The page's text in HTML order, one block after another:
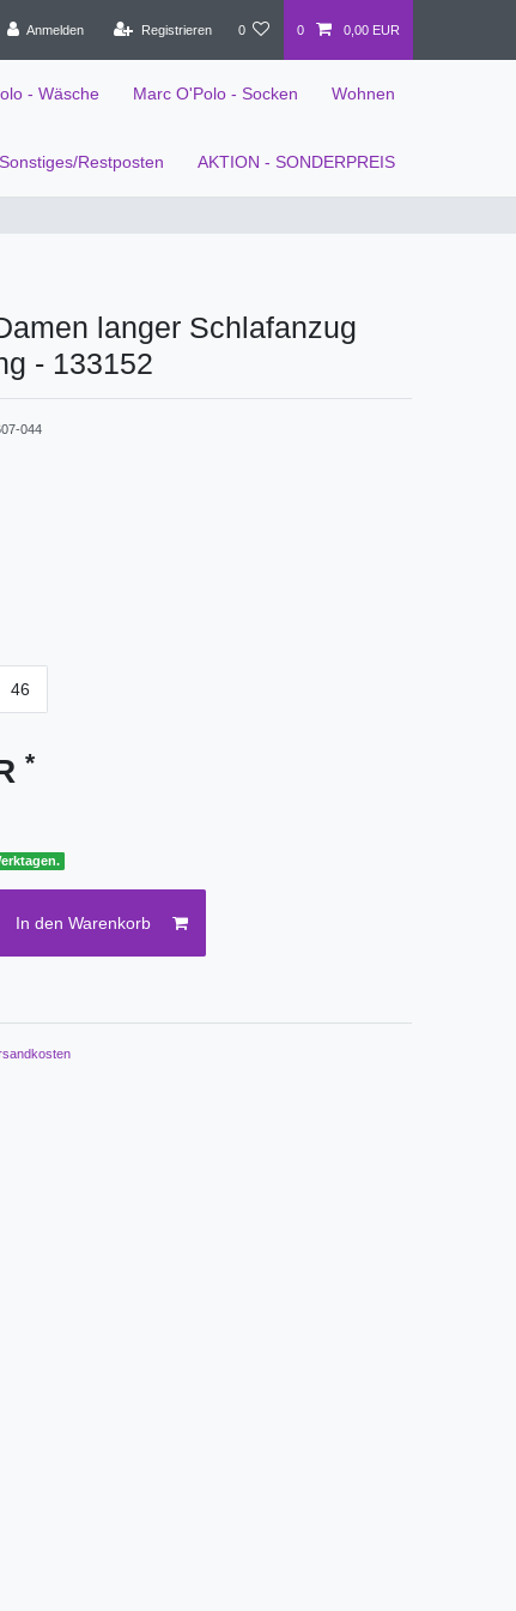
Anmelden Registrieren 0 0 0,00 EUR
- Wäsche Marc O'Polo - Socken Wohnen
Sonstiges/Restposten AKTION - SONDERPREIS
langer Schlafanzug
- 133152
044
46
*
In den Warenkorb